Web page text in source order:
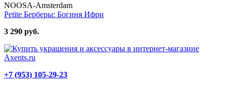
NOOSA-Amsterdam
Petite Берберы: Богиня Ифри
3 290 руб.
+7 (953) 105-29-23